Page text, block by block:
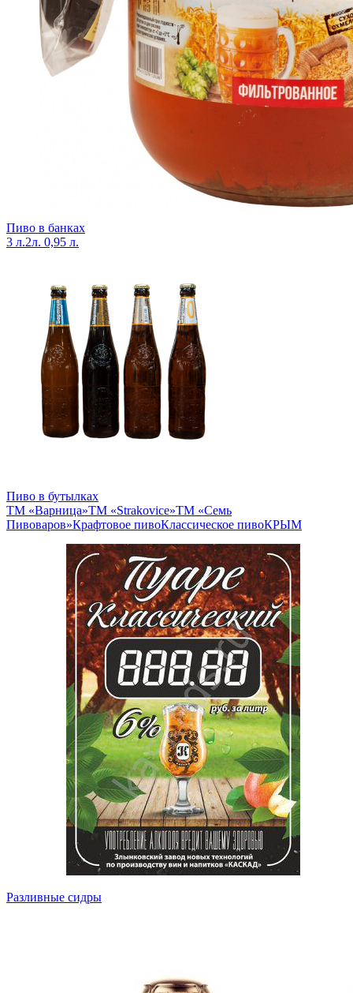
Пиво в банках
3 л.2л. 0,95 л.
Пиво в бутылках
ТМ «Варница»ТМ «Strakovice»ТМ «Семь
Пивоваров»Крафтовое пивоКлассическое пивоКРЫМ
Разливные сидры